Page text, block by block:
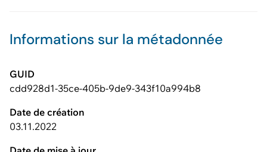
Informations sur la métadonnée
GUID
cdd928d1-35ce-405b-9de9-343f10a994b8
Date de création
03.11.2022